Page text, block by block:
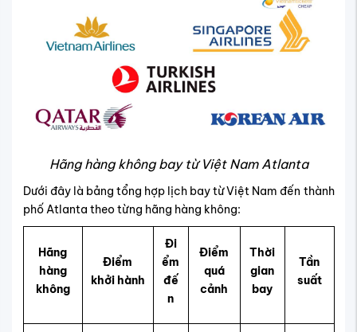
Hãng hàng không bay từ Việt Nam Atlanta
Dưới đây là bảng tổng hợp lịch bay từ Việt Nam đến thành
phố Atlanta theo từng hãng hàng không:
Hãng
hàng
không
Điểm
khởi hành
Đi
ểm
đế
n
Điểm
quá
cảnh
Thời
gian
bay
Tần
suất